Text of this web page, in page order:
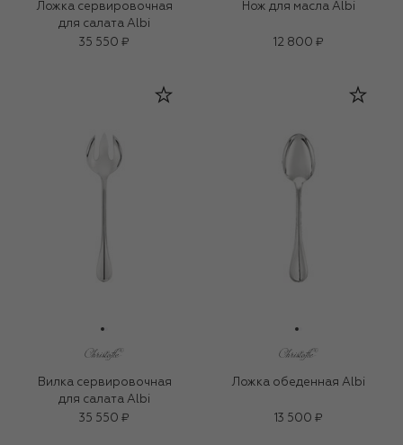
Ложка сервировочная
для салата Albi
35 550 ₽
Нож для масла Albi
12 800 ₽
Вилка сервировочная
для салата Albi
35 550 ₽
Ложка обеденная Albi
13 500 ₽